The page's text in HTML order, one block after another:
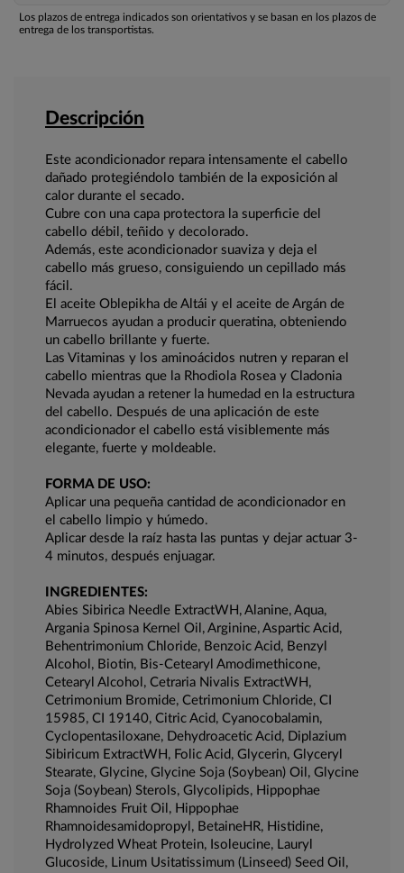
Los plazos de entrega indicados son orientativos y se basan en los plazos de
entrega de los transportistas.
Descripción
Este acondicionador repara intensamente el cabello
dañado protegiéndolo también de la exposición al
calor durante el secado.
Cubre con una capa protectora la superficie del
cabello débil, teñido y decolorado.
Además, este acondicionador suaviza y deja el
cabello más grueso, consiguiendo un cepillado más
fácil.
El aceite Oblepikha de Altái y el aceite de Argán de
Marruecos ayudan a producir queratina, obteniendo
un cabello brillante y fuerte.
Las Vitaminas y los aminoácidos nutren y reparan el
cabello mientras que la Rhodiola Rosea y Cladonia
Nevada ayudan a retener la humedad en la estructura
del cabello. Después de una aplicación de este
acondicionador el cabello está visiblemente más
elegante, fuerte y moldeable.
FORMA DE USO:
Aplicar una pequeña cantidad de acondicionador en
el cabello limpio y húmedo.
Aplicar desde la raíz hasta las puntas y dejar actuar 3-
4 minutos, después enjuagar.
INGREDIENTES:
Abies Sibirica Needle ExtractWH, Alanine, Aqua,
Argania Spinosa Kernel Oil, Arginine, Aspartic Acid,
Behentrimonium Chloride, Benzoic Acid, Benzyl
Alcohol, Biotin, Bis-Cetearyl Amodimethicone,
Cetearyl Alcohol, Cetraria Nivalis ExtractWH,
Cetrimonium Bromide, Cetrimonium Chloride, CI
15985, CI 19140, Citric Acid, Cyanocobalamin,
Cyclopentasiloxane, Dehydroacetic Acid, Diplazium
Sibiricum ExtractWH, Folic Acid, Glycerin, Glyceryl
Stearate, Glycine, Glycine Soja (Soybean) Oil, Glycine
Soja (Soybean) Sterols, Glycolipids, Hippophae
Rhamnoides Fruit Oil, Hippophae
Rhamnoidesamidopropyl, BetaineHR, Histidine,
Hydrolyzed Wheat Protein, Isoleucine, Lauryl
Glucoside, Linum Usitatissimum (Linseed) Seed Oil,